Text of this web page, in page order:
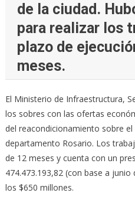
de la ciudad.
para realizar los
plazo de
meses.
El Ministerio de Infraestructura,
los sobres con las ofertas
del reacondicionamiento sobre
departamento Rosario. Los
de 12 meses y cuenta con un
474.473.193,82 (con base a
los $650 millones.